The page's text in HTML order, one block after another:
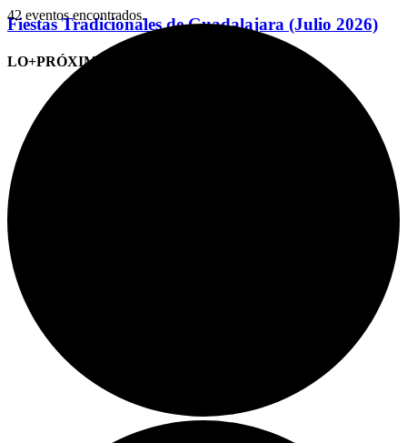
Fiestas Tradicionales de Guadalajara (Julio 2026)
LO+PRÓXIMO (CITAS)
42 eventos encontrados.